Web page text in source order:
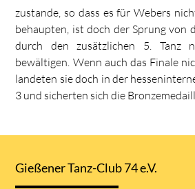
zustande, so dass es für Webers
behaupten, ist doch der Sprung von
durch den zusätzlichen 5. Tanz
bewältigen. Wenn auch das Finale
landeten sie doch in der
3 und sicherten sich die
Gießener Tanz-Club 74 e.V.